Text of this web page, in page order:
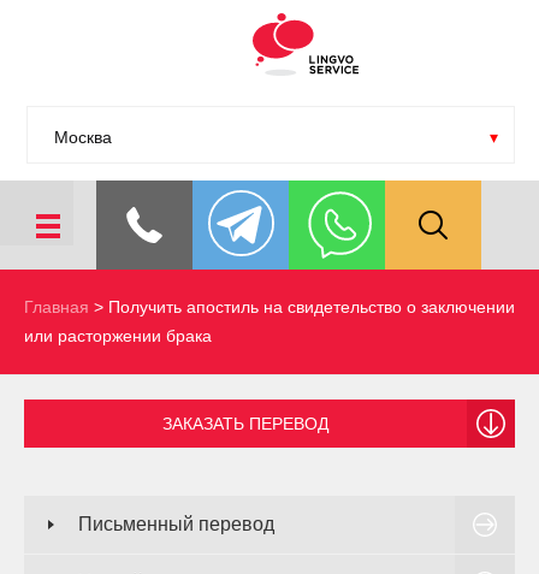
Москва
Главная > Получить апостиль на свидетельство о заключении
или расторжении брака
ЗАКАЗАТЬ ПЕРЕВОД
Письменный перевод